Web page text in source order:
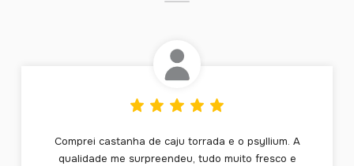
Comprei castanha de caju torrada e o psyllium. A
qualidade me surpreendeu, tudo muito fresco e